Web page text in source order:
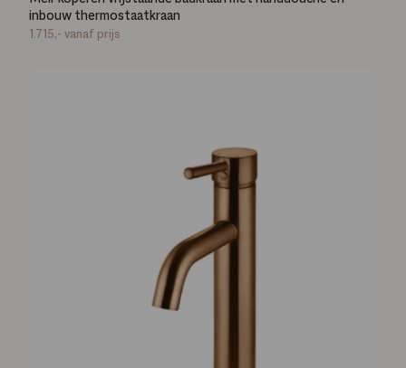
inbouw thermostaatkraan
1.715,- vanaf prijs